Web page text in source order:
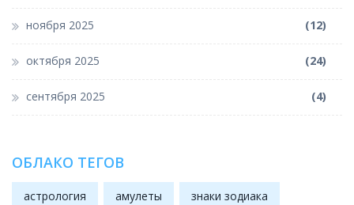
ноября 2025 (12)
октября 2025 (24)
сентября 2025 (4)
ОБЛАКО ТЕГОВ
астрология амулеты знаки зодиака